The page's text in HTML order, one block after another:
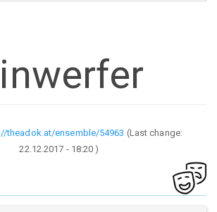
theadok.at/ensemble/54963 (Last change:
22.12.2017 - 18:20 )